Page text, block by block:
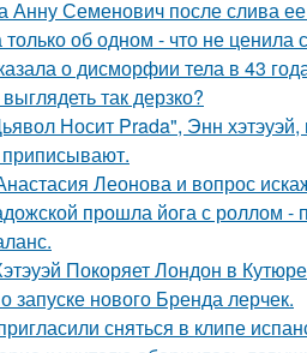
Анну Семенович после слива
об одном - что не ценила
о дисморфии тела в 43
так дерзко?
Носит Prada", Энн
Леонова и вопрос
прошла йога с роллом -
Покоряет Лондон в
запуске нового Бренда лерчек.
сняться в клипе